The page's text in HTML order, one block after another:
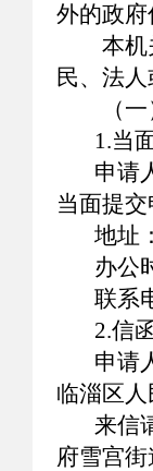
外的政
本机关
民、法
（一
1.当
申请人
当面提
地址：
办公时
联系电
2.信
申请人
临淄区
来信请
府雪宫